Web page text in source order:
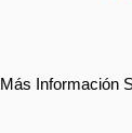
Más Información